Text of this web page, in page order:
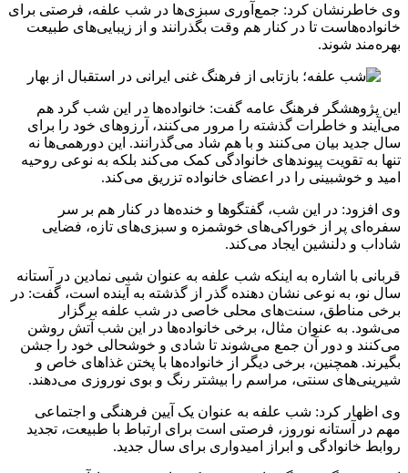
وی خاطرنشان کرد: جمع‌آوری سبزی‌ها در شب علفه، فرصتی برای
خانواده‌هاست تا در کنار هم وقت بگذرانند و از زیبایی‌های طبیعت
بهره‌مند شوند.
این پژوهشگر فرهنگ عامه گفت: خانواده‌ها در این شب گرد هم
می‌آیند و خاطرات گذشته را مرور می‌کنند، آرزوهای خود را برای
سال جدید بیان می‌کنند و با هم شاد می‌گذرانند. این دورهمی‌ها نه
تنها به تقویت پیوندهای خانوادگی کمک می‌کند بلکه به نوعی روحیه
امید و خوشبینی را در اعضای خانواده تزریق می‌کند.
وی افزود: در این شب، گفتگوها و خنده‌ها در کنار هم بر سر
سفره‌ای پر از خوراکی‌های خوشمزه و سبزی‌های تازه، فضایی
شاداب و دلنشین ایجاد می‌کند.
قربانی با اشاره به اینکه شب علفه به عنوان شبی نمادین در آستانه
سال نو، به نوعی نشان ‌دهنده گذر از گذشته به آینده است، گفت: در
برخی مناطق، سنت‌های محلی خاصی در شب علفه برگزار
می‌شود. به عنوان مثال، برخی خانواده‌ها در این شب آتش روشن
می‌کنند و دور آن جمع می‌شوند تا شادی و خوشحالی خود را جشن
بگیرند. همچنین، برخی دیگر از خانواده‌ها با پختن غذاهای خاص و
شیرینی‌های سنتی، مراسم را بیشتر رنگ و بوی نوروزی می‌دهند.
وی اظهار کرد: شب علفه به عنوان یک آیین فرهنگی و اجتماعی
مهم در آستانه نوروز، فرصتی است برای ارتباط با طبیعت، تجدید
روابط خانوادگی و ابراز امیدواری برای سال جدید.